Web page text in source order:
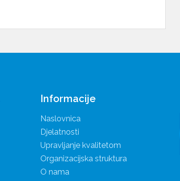
Informacije
Naslovnica
Djelatnosti
Upravljanje kvalitetom
Organizacijska struktura
O nama